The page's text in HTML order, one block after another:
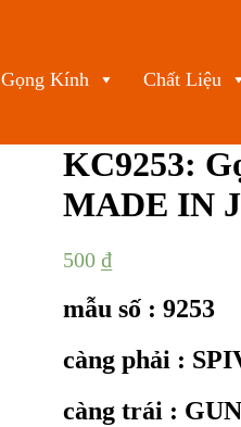
Gọng Kính Chất Liệu
KC9253:
MADE IN
500 ₫
mẫu số : 9253
càng phải :
càng trái :